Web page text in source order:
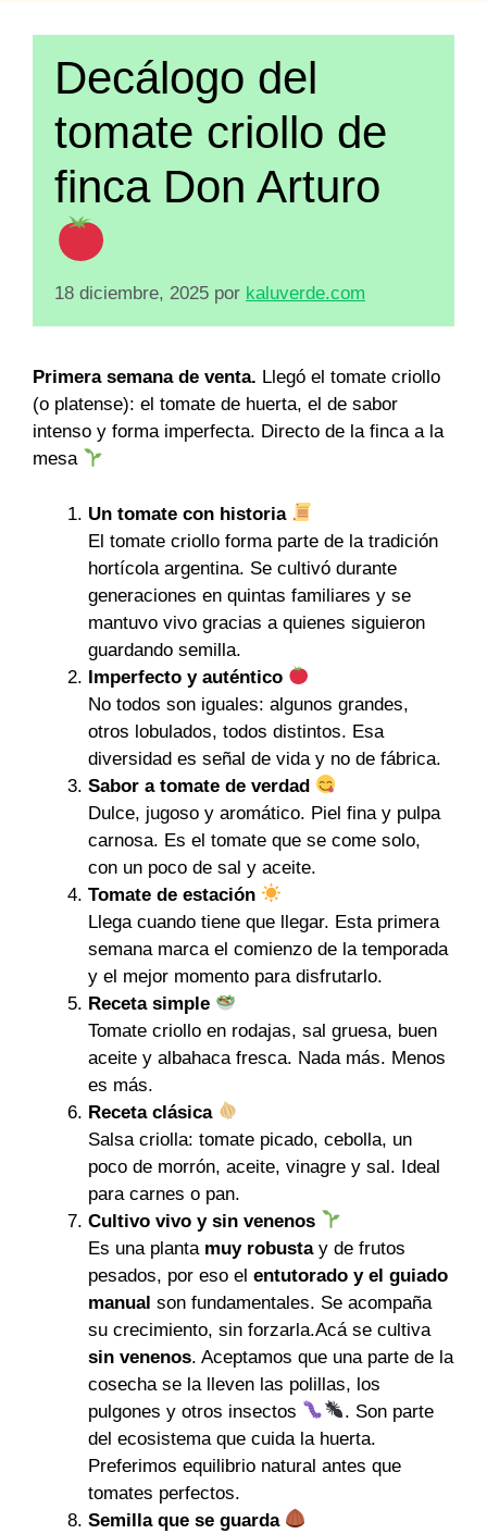
Decálogo del
tomate criollo de
finca Don Arturo
18 diciembre, 2025 por kaluverde.com
Primera semana de venta. Llegó el tomate criollo
(o platense): el tomate de huerta, el de sabor
intenso y forma imperfecta. Directo de la finca a la
mesa
Un tomate con historia
El tomate criollo forma parte de la tradición
hortícola argentina. Se cultivó durante
generaciones en quintas familiares y se
mantuvo vivo gracias a quienes siguieron
guardando semilla.
Imperfecto y auténtico
No todos son iguales: algunos grandes,
otros lobulados, todos distintos. Esa
diversidad es señal de vida y no de fábrica.
Sabor a tomate de verdad
Dulce, jugoso y aromático. Piel fina y pulpa
carnosa. Es el tomate que se come solo,
con un poco de sal y aceite.
Tomate de estación
Llega cuando tiene que llegar. Esta primera
semana marca el comienzo de la temporada
y el mejor momento para disfrutarlo.
Receta simple
Tomate criollo en rodajas, sal gruesa, buen
aceite y albahaca fresca. Nada más. Menos
es más.
Receta clásica
Salsa criolla: tomate picado, cebolla, un
poco de morrón, aceite, vinagre y sal. Ideal
para carnes o pan.
Cultivo vivo y sin venenos
Es una planta muy robustay de frutos
pesados, por eso el entutorado y el guiado
manual son fundamentales. Se acompaña
su crecimiento, sin forzarla.Acá se cultiva
sin venenos. Aceptamos que una parte de la
cosecha se la lleven las polillas, los
pulgones y otros insectos
. Son parte
del ecosistema que cuida la huerta.
Preferimos equilibrio natural antes que
tomates perfectos.
Semilla que se guarda